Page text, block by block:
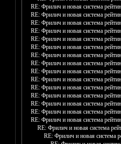
RE: Фрилич и новая система
RE: Фрилич и новая система
RE: Фрилич и новая система
RE: Фрилич и новая система
RE: Фрилич и новая система
RE: Фрилич и новая система
RE: Фрилич и новая система
RE: Фрилич и новая система
RE: Фрилич и новая система
RE: Фрилич и новая система
RE: Фрилич и новая система
RE: Фрилич и новая система
RE: Фрилич и новая система
RE: Фрилич и новая система
RE: Фрилич и новая система
RE: Фрилич и новая система
RE: Фрилич и новая система